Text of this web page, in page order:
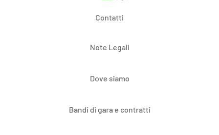
Contatti
Note Legali
Dove siamo
Bandi di gara e contratti